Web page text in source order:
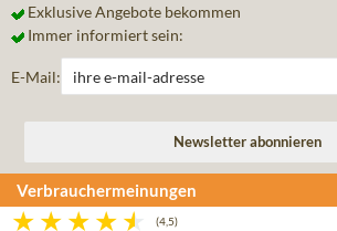
Exklusive Angebote bekommen
Immer informiert sein:
E-Mail:
Verbrauchermeinungen
(4,5)